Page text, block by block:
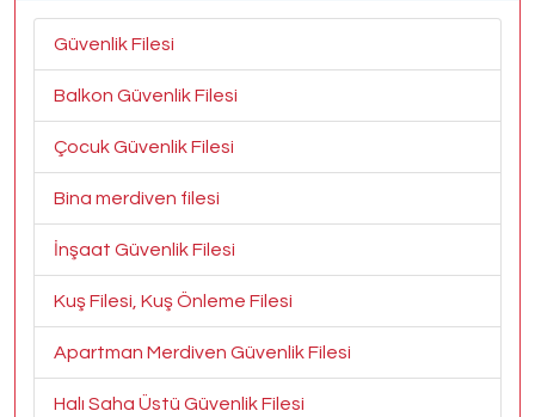
Güvenlik Filesi
Balkon Güvenlik Filesi
Çocuk Güvenlik Filesi
Bina merdiven filesi
İnşaat Güvenlik Filesi
Kuş Filesi, Kuş Önleme Filesi
Apartman Merdiven Güvenlik Filesi
Halı Saha Üstü Güvenlik Filesi